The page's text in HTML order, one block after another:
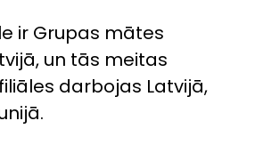
ir Grupas mātes
un tās meitas
darbojas Latvijā,